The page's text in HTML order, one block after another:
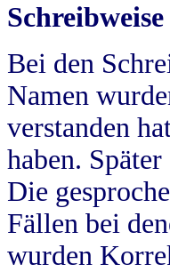
Bei den
Namen
verstanden
haben.
Die
Fällen bei
wurden